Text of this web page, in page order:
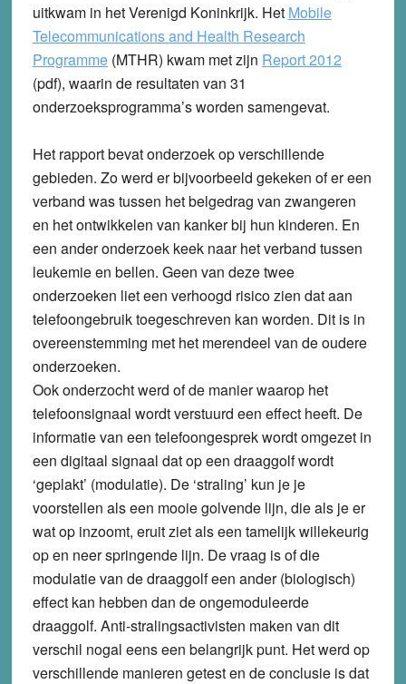
uitkwam in het Verenigd Koninkrijk. Het Mobile
Telecommunications and Health Research
Programme(MTHR) kwam met zijn Report 2012
(pdf), waarin de resultaten van 31
onderzoeksprogramma’s worden samengevat.
Het rapport bevat onderzoek op verschillende
gebieden. Zo werd er bijvoorbeeld gekeken of er een
verband was tussen het belgedrag van zwangeren
en het ontwikkelen van kanker bij hun kinderen. En
een ander onderzoek keek naar het verband tussen
leukemie en bellen. Geen van deze twee
onderzoeken liet een verhoogd risico zien dat aan
telefoongebruik toegeschreven kan worden. Dit is in
overeenstemming met het merendeel van de oudere
onderzoeken.
Ook onderzocht werd of de manier waarop het
telefoonsignaal wordt verstuurd een effect heeft. De
informatie van een telefoongesprek wordt omgezet in
een digitaal signaal dat op een draaggolf wordt
‘geplakt’ (modulatie). De ‘straling’ kun je je
voorstellen als een mooie golvende lijn, die als je er
wat op inzoomt, eruit ziet als een tamelijk willekeurig
op en neer springende lijn. De vraag is of die
modulatie van de draaggolf een ander (biologisch)
effect kan hebben dan de ongemoduleerde
draaggolf. Anti-stralingsactivisten maken van dit
verschil nogal eens een belangrijk punt. Het werd op
verschillende manieren getest en de conclusie is dat